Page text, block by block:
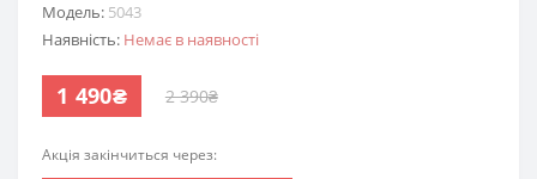
Модель: 5043
Наявність: Немає в наявності
1 490₴ 2 390₴
Акція закінчиться через: